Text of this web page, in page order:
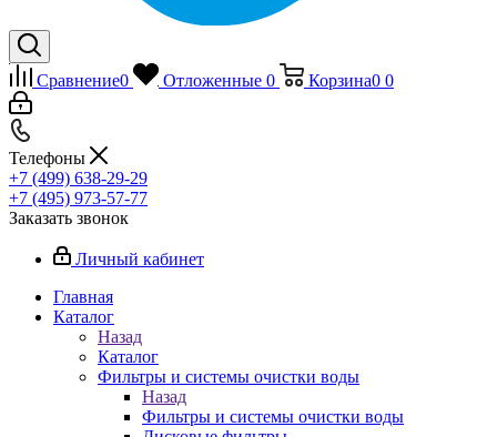
Сравнение0 Отложенные 0 Корзина0 0
Телефоны
+7 (499) 638-29-29
+7 (495) 973-57-77
Заказать звонок
Личный кабинет
Главная
Каталог
Назад
Каталог
Фильтры и системы очистки воды
Назад
Фильтры и системы очистки воды